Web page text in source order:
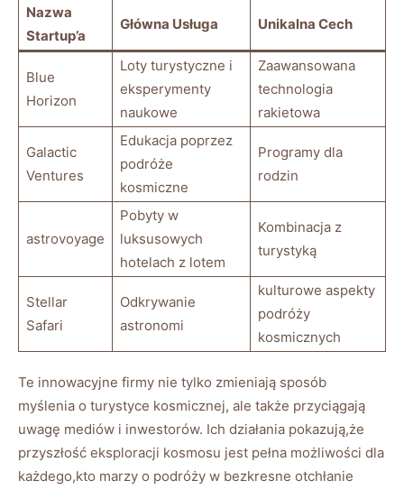
Nazwa ​
Startup’a
Główna Usługa Unikalna ⁢Cech
Blue
Horizon
Loty ⁣turystyczne i
eksperymenty
naukowe
Zaawansowana
technologia
rakietowa
Galactic
Ventures
Edukacja ⁢poprzez
podróże
kosmiczne
Programy dla
rodzin
astrovoyage
Pobyty w
luksusowych
hotelach z lotem
Kombinacja ⁣z
turystyką
Stellar
Safari
Odkrywanie
astronomi
kulturowe aspekty
podróży​
kosmicznych
Te innowacyjne firmy nie tylko zmieniają sposób
myślenia o ⁤turystyce kosmicznej, ale także przyciągają
uwagę mediów i ‌inwestorów. Ich działania pokazują,że
przyszłość eksploracji kosmosu ⁢jest pełna możliwości⁤ dla
każdego,kto ⁣marzy o podróży w bezkresne⁤ otchłanie